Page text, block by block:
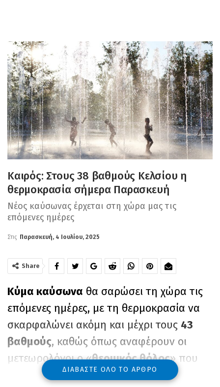
Καιρός: Στους 38 βαθμούς Κελσίου η
θερμοκρασία σήμερα Παρασκευή
Νέος καύσωνας έρχεται στη χώρα μας τις
επόμενες ημέρες
Στις Παρασκευή, 4 Ιουλίου, 2025
Share
Κύμα καύσωνα θα σαρώσει τη χώρα τις
επόμενες ημέρες, με τη θερμοκρασία να
σκαρφαλώνει ακόμη και μέχρι τους 43
βαθμούς, καθώς όπως αναφέρουν οι
μετεωρολόγοι ο «θερμικός θόλος» που
κάλυπτε την κεντρική και δυτική Ευρώπη
ΔΙΑΒΆΣΤΕ ΌΛΟ ΤΟ ΆΡΘΡΟ